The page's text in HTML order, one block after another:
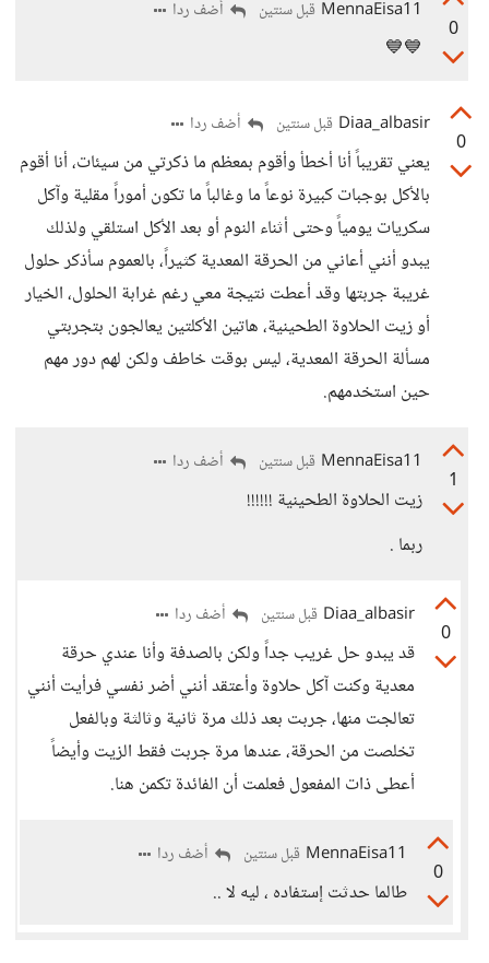
0
MennaEisa11 قبل سنتين أضف ردا
💙💙
0
Diaa_albasir قبل سنتين أضف ردا
يعني تقريباً أنا أخطأ وأقوم بمعظم ما ذكرتي من سيئات، أنا أقوم
بالأكل بوجبات كبيرة نوعاً ما وغالباً ما تكون أموراً مقلية وآكل
سكريات يومياً وحتى أثناء النوم أو بعد الأكل استلقي ولذلك
يبدو أنني أعاني من الحرقة المعدية كثيراً، بالعموم سأذكر حلول
غريبة جربتها وقد أعطت نتيجة معي رغم غرابة الحلول، الخيار
أو زيت الحلاوة الطحينية، هاتين الأكلتين يعالجون بتجربتي
مسألة الحرقة المعدية، ليس بوقت خاطف ولكن لهم دور مهم
حين استخدمهم.
1
MennaEisa11 قبل سنتين أضف ردا
زيت الحلاوة الطحينية !!!!!!
ربما .
0
Diaa_albasir قبل سنتين أضف ردا
قد يبدو حل غريب جداً ولكن بالصدفة وأنا عندي حرقة
معدية وكنت آكل حلاوة وأعتقد أنني أضر نفسي فرأيت أنني
تعالجت منها، جربت بعد ذلك مرة ثانية وثالثة وبالفعل
تخلصت من الحرقة، عندها مرة جربت فقط الزيت وأيضاً
أعطى ذات المفعول فعلمت أن الفائدة تكمن هنا.
0
MennaEisa11 قبل سنتين أضف ردا
طالما حدثت إستفاده ، ليه لا ..